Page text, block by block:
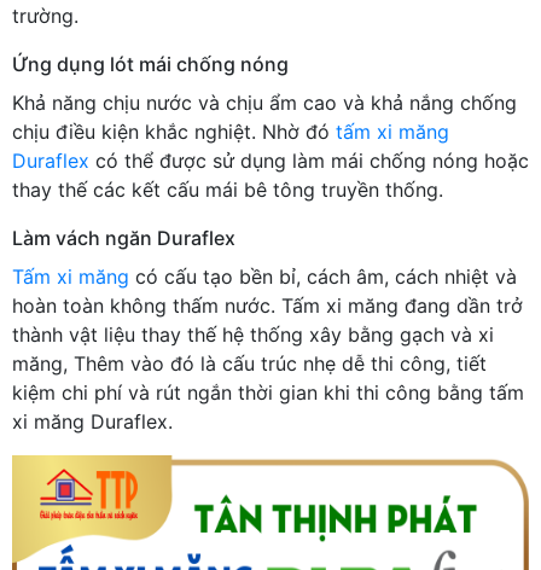
trường.
Ứng dụng lót mái chống nóng
Khả năng chịu nước và chịu ẩm cao và khả nắng chống
chịu điều kiện khắc nghiệt. Nhờ đó tấm xi măng
Duraflex có thể được sử dụng làm mái chống nóng hoặc
thay thế các kết cấu mái bê tông truyền thống.
Làm vách ngăn Duraflex
Tấm xi măng có cấu tạo bền bỉ, cách âm, cách nhiệt và
hoàn toàn không thấm nước. Tấm xi măng đang dần trở
thành vật liệu thay thế hệ thống xây bằng gạch và xi
măng, Thêm vào đó là cấu trúc nhẹ dễ thi công, tiết
kiệm chi phí và rút ngắn thời gian khi thi công bằng tấm
xi măng Duraflex.